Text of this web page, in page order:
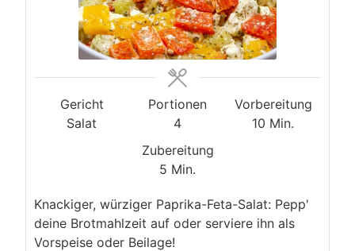
Gericht
Salat
Portionen
4
Vorbereitung
10 Minuten
Min.
Zubereitung
5 Minuten
Min.
Knackiger, würziger Paprika-Feta-Salat: Pepp'
deine Brotmahlzeit auf oder serviere ihn als
Vorspeise oder Beilage!